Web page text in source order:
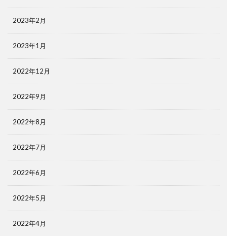
2023年2月
2023年1月
2022年12月
2022年9月
2022年8月
2022年7月
2022年6月
2022年5月
2022年4月